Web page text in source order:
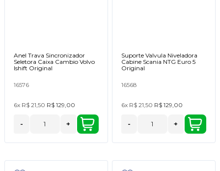
Anel Trava Sincronizador
Seletora Caixa Cambio Volvo
Ishift Original
16576
6x R$ 21,50 R$ 129,00
- +
Suporte Valvula Niveladora
Cabine Scania NTG Euro 5
Original
16568
6x R$ 21,50 R$ 129,00
- +